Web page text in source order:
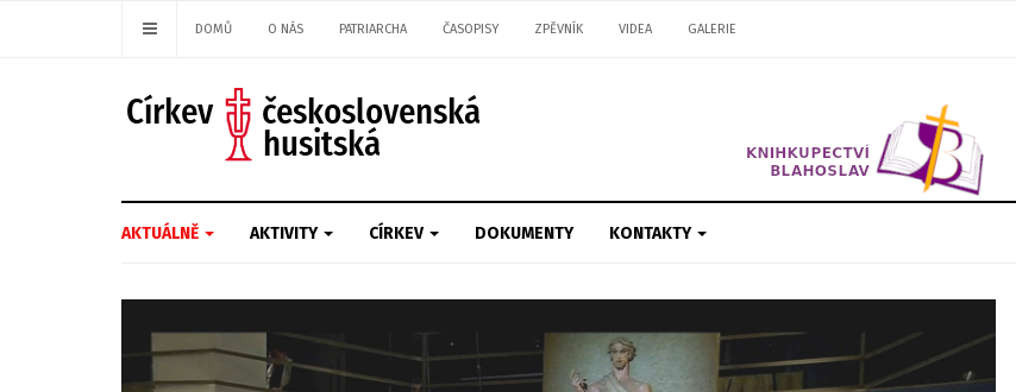
DOMŮ O NÁS PATRIARCHA ČASOPISY ZPĚVNÍK VIDEA GALERIE
AKTUÁLNĚ AKTIVITY CÍRKEV DOKUMENTY KONTAKTY